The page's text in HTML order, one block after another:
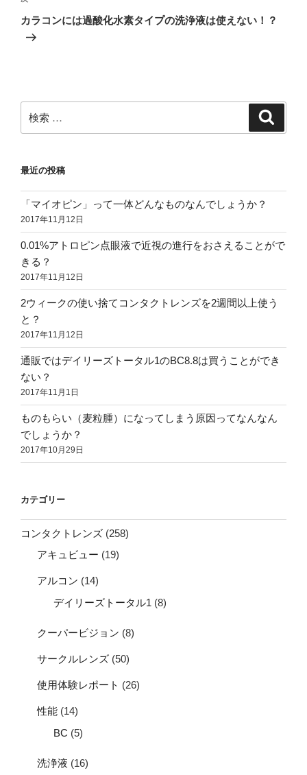
ー
シ
の
カラコンには過酸化水素タイプの洗浄液は使えない！？
検
索:
最近の投稿
「マイオピン」って一体どんなものなんでしょうか？
2017年11月12日
0.01%アトロピン点眼液で近視の進行をおさえることがで
きる？
2017年11月12日
2ウィークの使い捨てコンタクトレンズを2週間以上使う
と？
2017年11月12日
通販ではデイリーズトータル1のBC8.8は買うことができ
ない？
2017年11月1日
ものもらい（麦粒腫）になってしまう原因ってなんなん
でしょうか？
2017年10月29日
カテゴリー
コンタクトレンズ (258)
アキュビュー (19)
アルコン (14)
デイリーズトータル1 (8)
クーパービジョン (8)
サークルレンズ (50)
使用体験レポート (26)
性能 (14)
BC (5)
洗浄液 (16)